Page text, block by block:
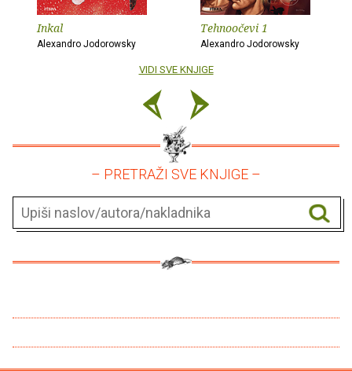
Inkal
Alexandro Jodorowsky
Tehnoočevi 1
Alexandro Jodorowsky
VIDI SVE KNJIGE
– PRETRAŽI SVE KNJIGE –